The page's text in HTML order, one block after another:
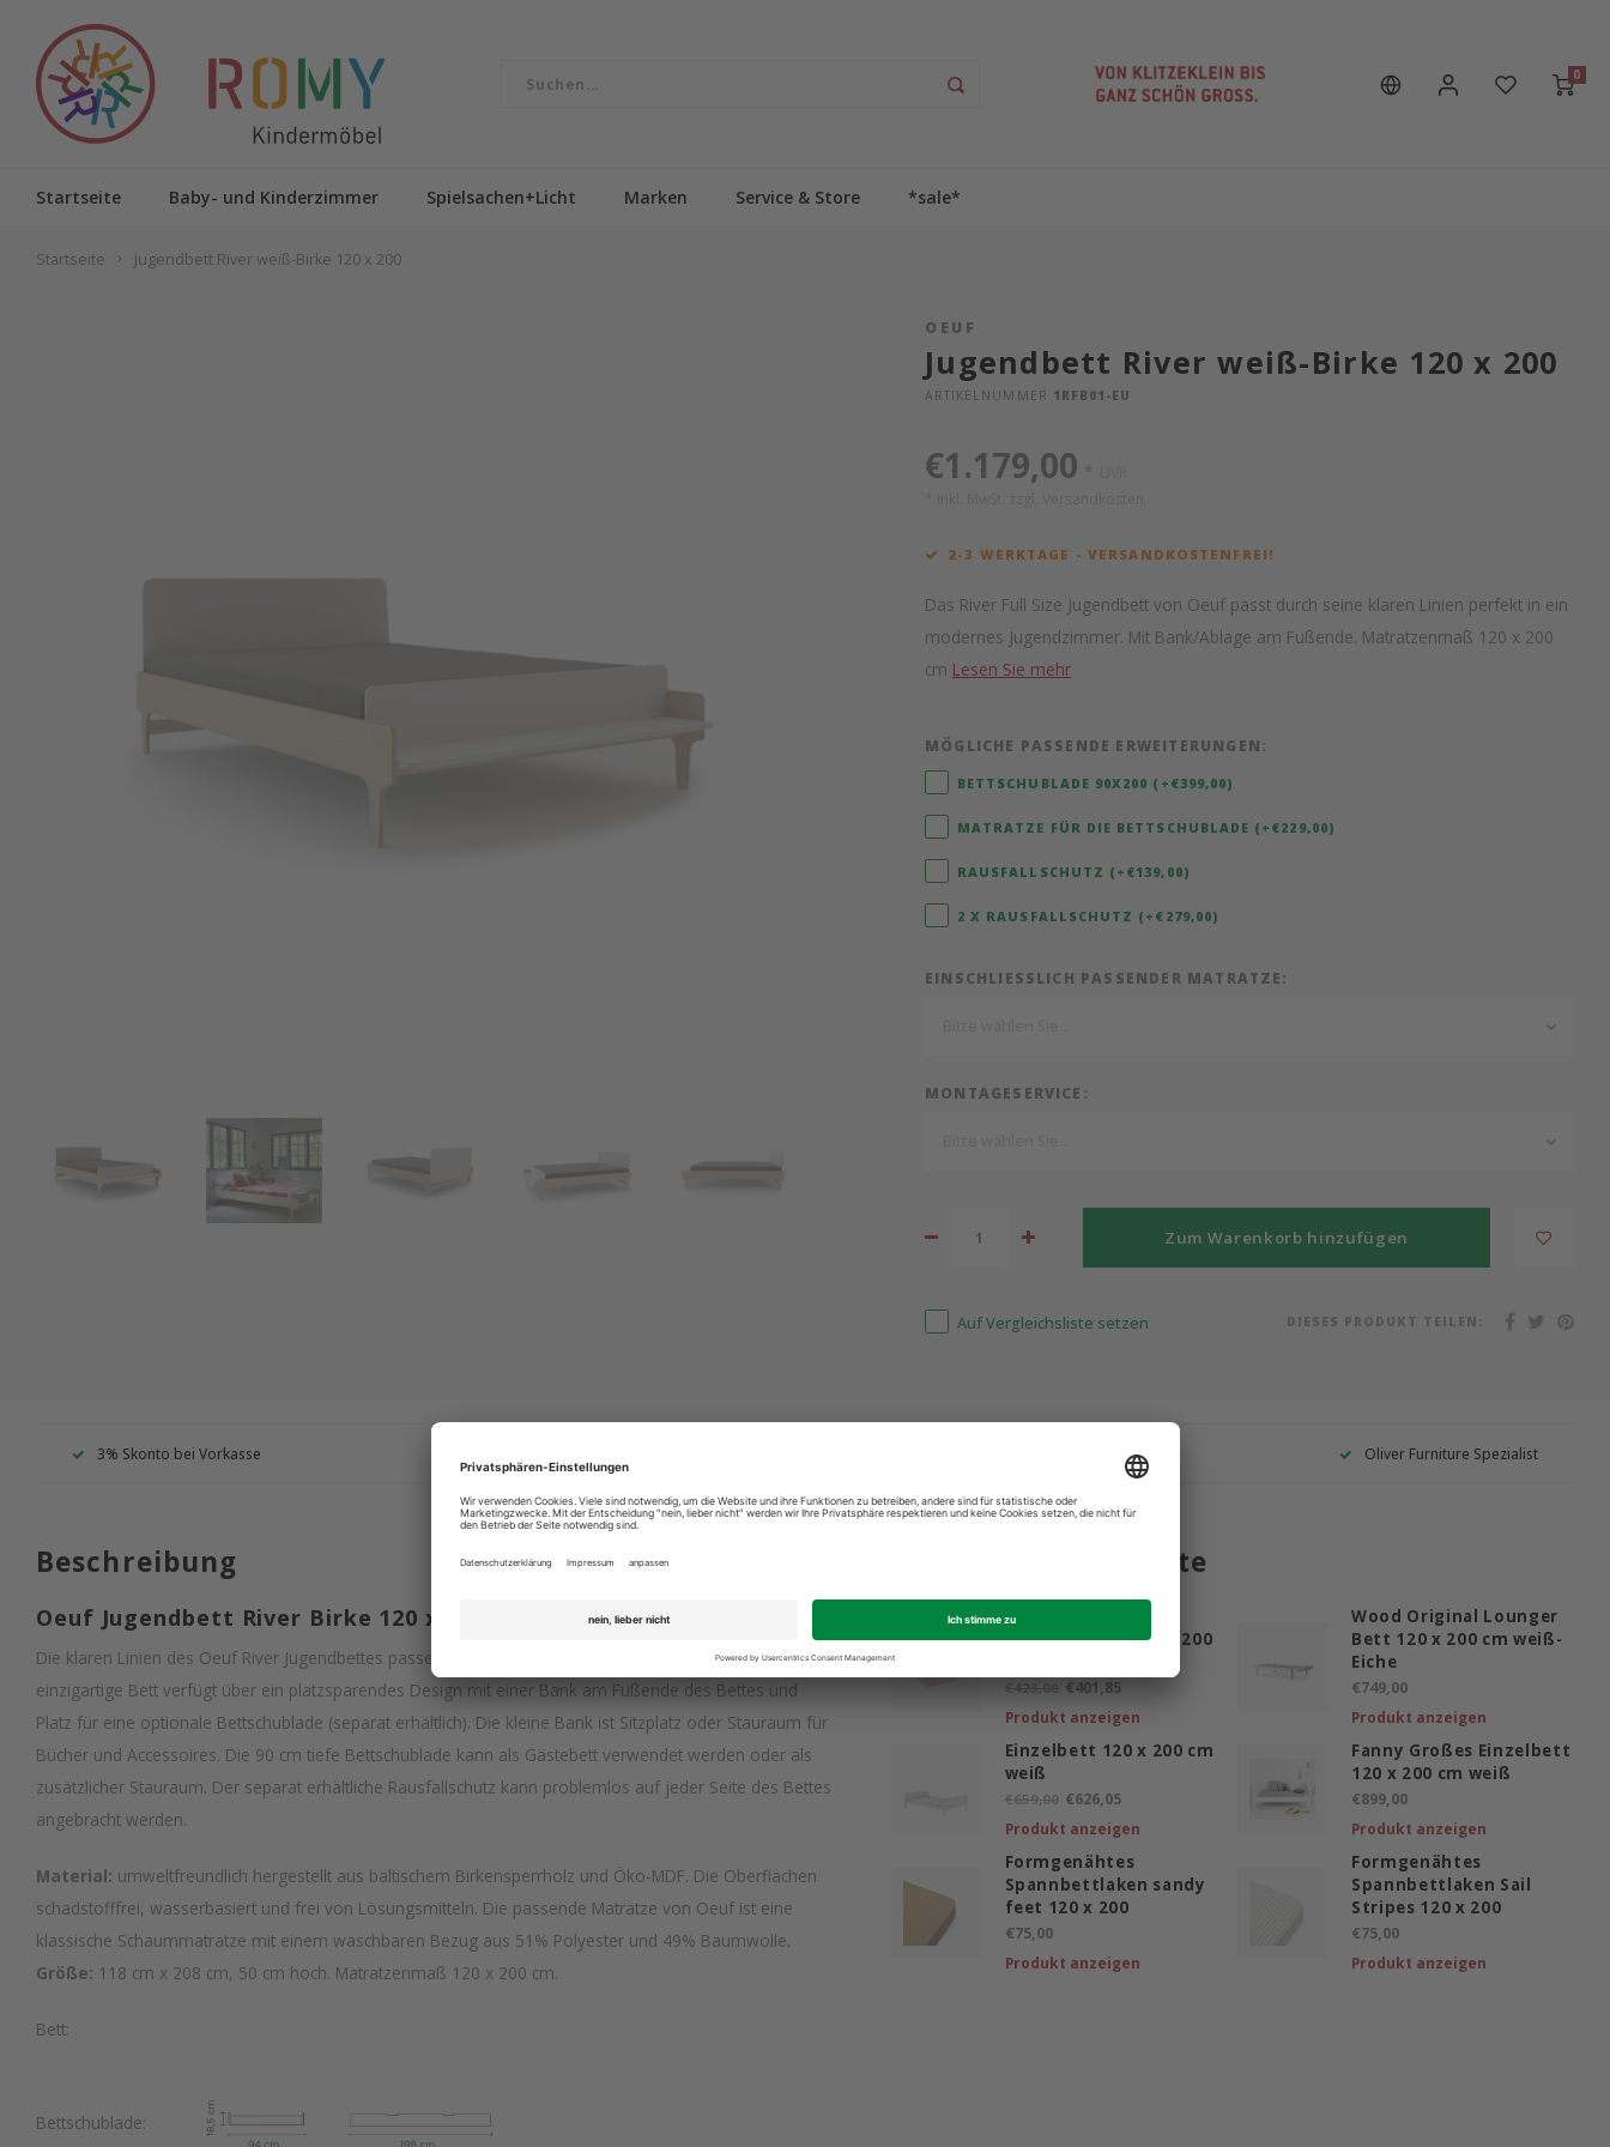
0
Startseite Baby- und Kinderzimmer Spielsachen+Licht Marken Service & Store *sale*
Startseite Jugendbett River weiß-Birke 120 x 200
OEUF
Jugendbett River weiß-Birke 120 x 200
ARTIKELNUMMER 1RFB01-EU
€1.179,00
2-3 WERKTAGE - VERSANDKOSTENFREI!
Das River Full Size Jugendbett von Oeuf passt durch seine klaren Linien perfekt in ein
modernes Jugendzimmer. Mit Bank/Ablage am Fußende. Matratzenmaß 120 x 200
cm Lesen Sie mehr
MÖGLICHE PASSENDE ERWEITERUNGEN:
BETTSCHUBLADE 90X200 (+€399,00)
MATRATZE FÜR DIE BETTSCHUBLADE (+€229,00)
RAUSFALLSCHUTZ (+€139,00)
2 X RAUSFALLSCHUTZ (+€279,00)
EINSCHLIESSLICH PASSENDER MATRATZE:
MONTAGESERVICE:
Zum Warenkorb hinzufügen
Auf Vergleichsliste setzen DIESES PRODUKT TEILEN:
3% Skonto bei Vorkasse Oliver Furniture Spezialist
Beschreibung
Oeuf Jugendbett River Birke 120 x 200
Die klaren Linien des Oeuf River Jugendbettes passen perfekt in ein modernes Jugendzimmer. Dieses
einzigartige Bett verfügt über ein platzsparendes Design mit einer Bank am Fußende des Bettes und
Platz für eine optionale Bettschublade (separat erhältlich). Die kleine Bank ist Sitzplatz oder Stauraum für
Bücher und Accessoires. Die 90 cm tiefe Bettschublade kann als Gästebett verwendet werden oder als
zusätzlicher Stauraum. Der separat erhältliche Rausfallschutz kann problemlos auf jeder Seite des Bettes
angebracht werden.
Material: umweltfreundlich hergestellt aus baltischem Birkensperrholz und Öko-MDF. Die Oberflächen
schadstofffrei, wasserbasiert und frei von Lösungsmitteln. Die passende Matratze von Oeuf ist eine
klassische Schaummatratze mit einem waschbaren Bezug aus 51% Polyester und 49% Baumwolle.
Größe: 118 cm x 208 cm, 50 cm hoch. Matratzenmaß 120 x 200 cm.
Bett:
Bettschublade:
Ergänzende Produkte
Matratze Classic
Weichschaum 120 x 200
€423,00 €401,85
Produkt anzeigen
Wood Original Lounger
Bett 120 x 200 cm weiß-
Eiche
€749,00
Produkt anzeigen
Einzelbett 120 x 200 cm
weiß
€659,00 €626,05
Produkt anzeigen
Fanny Großes Einzelbett
120 x 200 cm weiß
€899,00
Produkt anzeigen
Formgenähtes
Spannbettlaken sandy
feet 120 x 200
€75,00
Produkt anzeigen
Formgenähtes
Spannbettlaken Sail
Stripes 120 x 200
€75,00
Produkt anzeigen